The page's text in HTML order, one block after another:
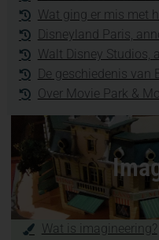
Wat ging er mis met
Disneyland Paris,
Walt Disney Studios,
De geschiedenis van
Over Movie Park &
Wat is imagineering?